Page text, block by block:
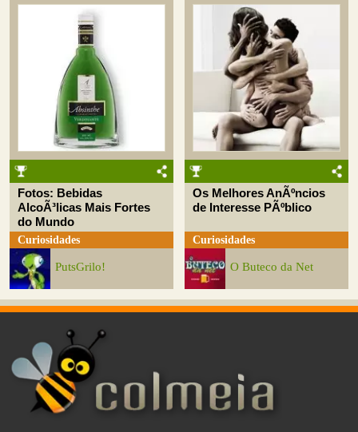
Fotos: Bebidas
AlcoÃ³licas Mais Fortes
do Mundo
Curiosidades
PutsGrilo!
Os Melhores AnÃºncios
de Interesse PÃºblico
Curiosidades
O Buteco da Net